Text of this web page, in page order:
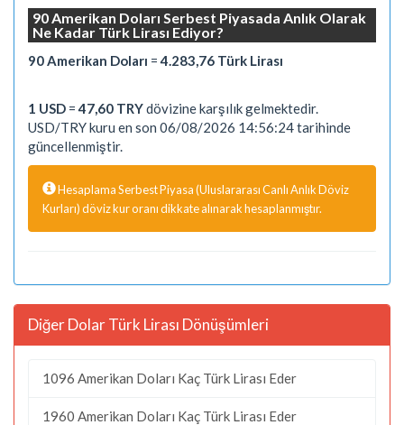
90 Amerikan Doları Serbest Piyasada Anlık Olarak
Ne Kadar Türk Lirası Ediyor?
90 Amerikan Doları =4.283,76 Türk Lirası
1 USD =47,60 TRYdövizine karşılık gelmektedir.
USD/TRY kuru en son 06/08/2026 14:56:24 tarihinde
güncellenmiştir.
Hesaplama Serbest Piyasa (Uluslararası Canlı Anlık Döviz
Kurları) döviz kur oranı dikkate alınarak hesaplanmıştır.
Diğer Dolar Türk Lirası Dönüşümleri
1096 Amerikan Doları Kaç Türk Lirası Eder
1960 Amerikan Doları Kaç Türk Lirası Eder